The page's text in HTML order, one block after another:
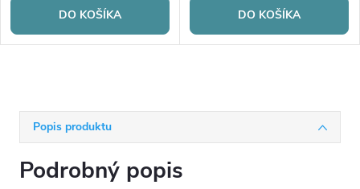
Popis produktu
Podrobný popis
DO KOŠÍKA DO KOŠÍKA